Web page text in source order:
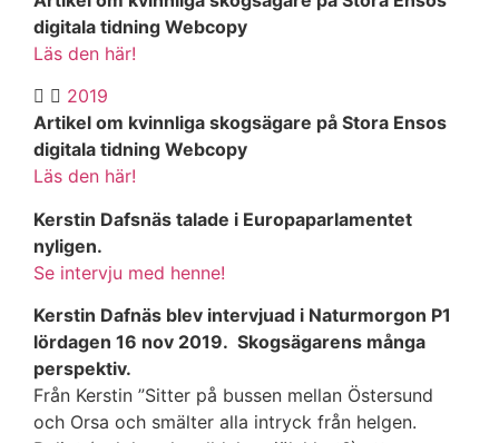
digitala tidning Webcopy
Läs den här!
2019
Artikel om kvinnliga skogsägare på Stora Ensos
digitala tidning Webcopy
Läs den här!
Kerstin Dafsnäs talade i Europaparlamentet
nyligen.
Se intervju med henne!
Kerstin Dafnäs blev intervjuad i Naturmorgon P1
lördagen 16 nov 2019. Skogsägarens många
perspektiv.
Från Kerstin ”Sitter på bussen mellan Östersund
och Orsa och smälter alla intryck från helgen.